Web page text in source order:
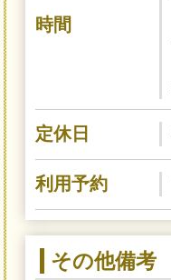
時間
定休日
利用予約
その他備考